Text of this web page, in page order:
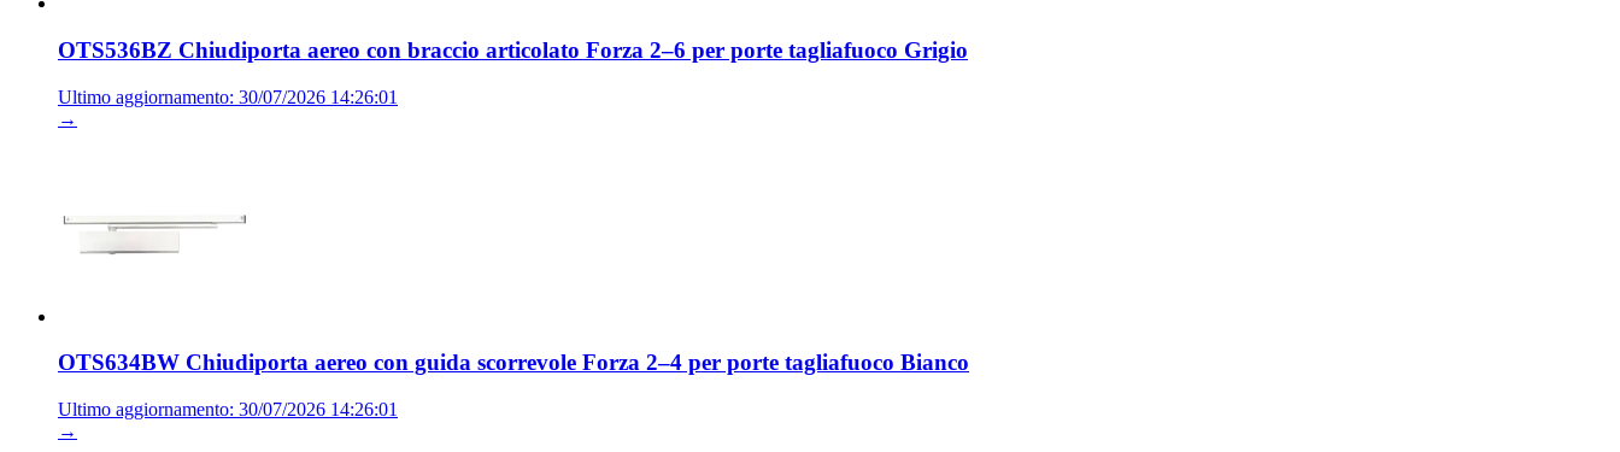
OTS536BZ Chiudiporta aereo con braccio articolato Forza 2–6 per porte tagliafuoco Grigio
Ultimo aggiornamento: 30/07/2026 14:26:01
→
OTS634BW Chiudiporta aereo con guida scorrevole Forza 2–4 per porte tagliafuoco Bianco
Ultimo aggiornamento: 30/07/2026 14:26:01
→